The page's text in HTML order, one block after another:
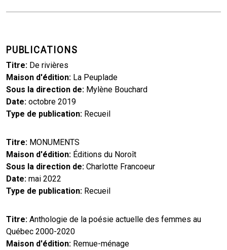
PUBLICATIONS
Titre De rivières
Maison d'édition La Peuplade
Sous la direction de Mylène Bouchard
Date octobre 2019
Type de publication Recueil
Titre MONUMENTS
Maison d'édition Éditions du Noroît
Sous la direction de Charlotte Francoeur
Date mai 2022
Type de publication Recueil
Titre Anthologie de la poésie actuelle des femmes au
Québec 2000-2020
Maison d'édition Remue-ménage